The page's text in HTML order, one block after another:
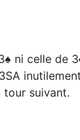
ni celle de
inutilement
tour suivant.